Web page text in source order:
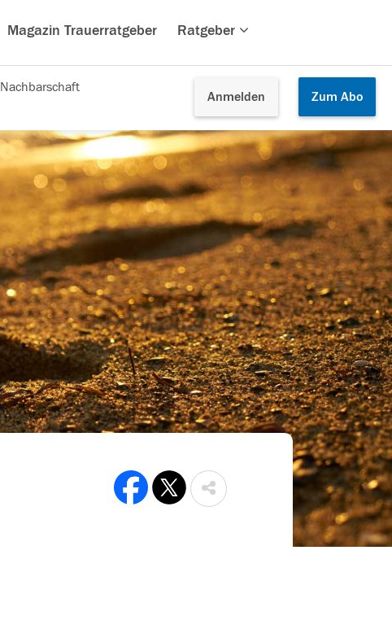
Magazin Trauerratgeber Ratgeber
Anmelden Zum Abo
Nachbarschaft